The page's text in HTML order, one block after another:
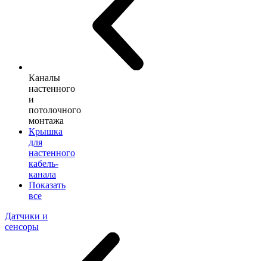
Каналы
настенного
и
потолочного
монтажа
Крышка
для
настенного
кабель-
канала
Показать
все
Датчики и
сенсоры